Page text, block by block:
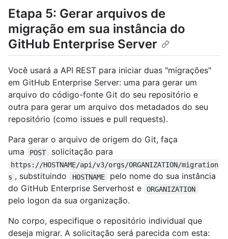
Etapa 5: Gerar arquivos de
migração em sua instância do
GitHub Enterprise Server
Você usará a API REST para iniciar duas "migrações"
em GitHub Enterprise Server: uma para gerar um
arquivo do código-fonte Git do seu repositório e
outra para gerar um arquivo dos metadados do seu
repositório (como issues e pull requests).
Para gerar o arquivo de origem do Git, faça
uma
POST solicitação para
https://HOSTNAME/api/v3/orgs/ORGANIZATION/migration
s , substituindo HOSTNAME
pelo nome do sua instância
do GitHub Enterprise Serverhost e
ORGANIZATION
pelo logon da sua organização.
No corpo, especifique o repositório individual que
deseja migrar. A solicitação será parecida com esta: